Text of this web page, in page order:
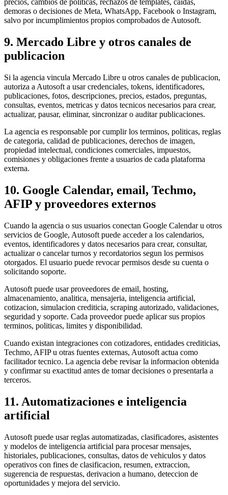
precios, cambios de politicas, rechazos de templates, caidas,
demoras o decisiones de Meta, WhatsApp, Facebook o Instagram,
salvo por incumplimientos propios comprobados de Autosoft.
9. Mercado Libre y otros canales de
publicacion
Si la agencia vincula Mercado Libre u otros canales de publicacion,
autoriza a Autosoft a usar credenciales, tokens, identificadores,
publicaciones, fotos, descripciones, precios, estados, preguntas,
consultas, eventos, metricas y datos tecnicos necesarios para crear,
actualizar, pausar, eliminar, sincronizar o auditar publicaciones.
La agencia es responsable por cumplir los terminos, politicas, reglas
de categoria, calidad de publicaciones, derechos de imagen,
propiedad intelectual, condiciones comerciales, impuestos,
comisiones y obligaciones frente a usuarios de cada plataforma
externa.
10. Google Calendar, email, Techmo,
AFIP y proveedores externos
Cuando la agencia o sus usuarios conectan Google Calendar u otros
servicios de Google, Autosoft puede acceder a los calendarios,
eventos, identificadores y datos necesarios para crear, consultar,
actualizar o cancelar turnos y recordatorios segun los permisos
otorgados. El usuario puede revocar permisos desde su cuenta o
solicitando soporte.
Autosoft puede usar proveedores de email, hosting,
almacenamiento, analitica, mensajeria, inteligencia artificial,
cotizacion, simulacion crediticia, scraping autorizado, validaciones,
seguridad y soporte. Cada proveedor puede aplicar sus propios
terminos, politicas, limites y disponibilidad.
Cuando existan integraciones con cotizadores, entidades crediticias,
Techmo, AFIP u otras fuentes externas, Autosoft actua como
facilitador tecnico. La agencia debe revisar la informacion obtenida
y confirmar su exactitud antes de tomar decisiones o presentarla a
terceros.
11. Automatizaciones e inteligencia
artificial
Autosoft puede usar reglas automatizadas, clasificadores, asistentes
y modelos de inteligencia artificial para procesar mensajes,
historiales, publicaciones, consultas, datos de vehiculos y datos
operativos con fines de clasificacion, resumen, extraccion,
sugerencia de respuestas, derivacion a humano, deteccion de
oportunidades y mejora del servicio.